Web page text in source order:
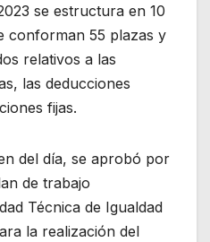
se estructura en 10
conforman 55 plazas y
relativos a las
las deducciones
fijas.
del día, se aprobó por
de trabajo
Técnica de Igualdad
la realización del